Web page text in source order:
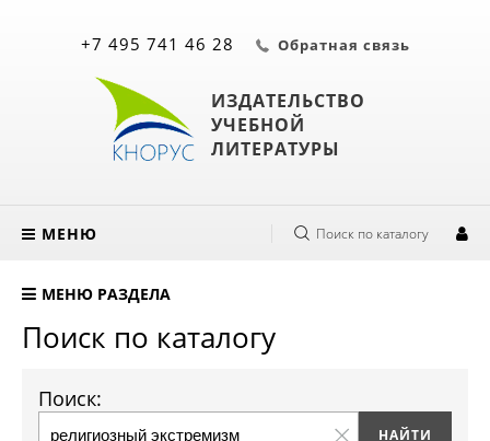
ИЗДАТЕЛЬСТВО
УЧЕБНОЙ
ЛИТЕРАТУРЫ
+7 495 741 46 28 Обратная связь
МЕНЮ Поиск по каталогу
МЕНЮ РАЗДЕЛА
Поиск по каталогу
Поиск: